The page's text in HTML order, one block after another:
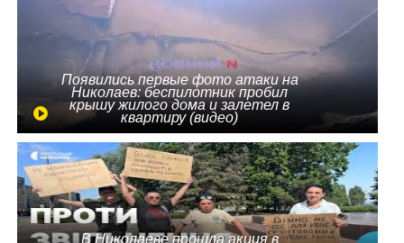
Появились первые фото атаки на
Николаев: беспилотник пробил
крышу жилого дома и залетел в
квартиру (видео)
В Николаеве прошла акция в